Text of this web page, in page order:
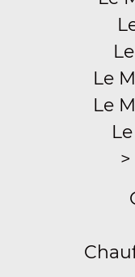
Le
Le